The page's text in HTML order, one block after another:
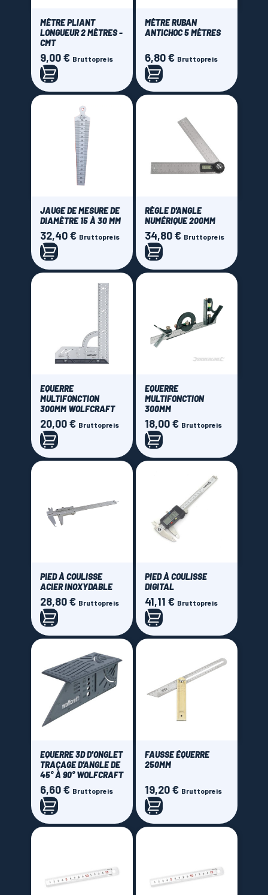
MÈTRE PLIANT
LONGUEUR 2 MÈTRES -
CMT
Preis
9,00 € Bruttopreis
MÈTRE RUBAN
ANTICHOC 5 MÈTRES
Preis
6,80 € Bruttopreis
JAUGE DE MESURE DE
DIAMÈTRE 15 À 30 MM
Preis
32,40 € Bruttopreis
RÈGLE D'ANGLE
NUMÉRIQUE 200MM
Preis
34,80 € Bruttopreis
EQUERRE
MULTIFONCTION
300MM WOLFCRAFT
Preis
20,00 € Bruttopreis
EQUERRE
MULTIFONCTION
300MM
Preis
18,00 € Bruttopreis
PIED À COULISSE
ACIER INOXYDABLE
Preis
28,80 € Bruttopreis
PIED À COULISSE
DIGITAL
Preis
41,11 € Bruttopreis
EQUERRE 3D D'ONGLET
TRAÇAGE D'ANGLE DE
45° À 90° WOLFCRAFT
Preis
6,60 € Bruttopreis
FAUSSE ÉQUERRE
250MM
Preis
19,20 € Bruttopreis